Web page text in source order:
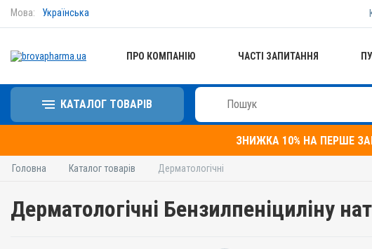
Мова: Українська
ПРО КОМПАНІЮ ЧАСТІ ЗАПИТАННЯ
КАТАЛОГ ТОВАРІВ
ЗНИЖКА 10% НА ПЕРШЕ
Головна Каталог товарів Дерматологічні
Дерматологічні Бензилпеніциліну нат